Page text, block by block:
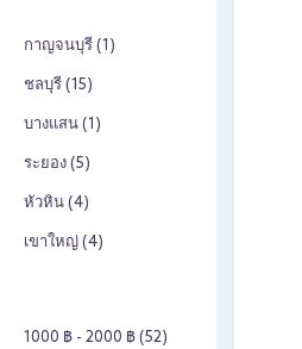
กาญจนบุรี (1 )
ชลบุรี (15)
บางแสน (1 )
ระยอง (5)
หัวหิน (4)
เขาใหญ่ (4)
1000 ฿ - 2000 ฿ (52)